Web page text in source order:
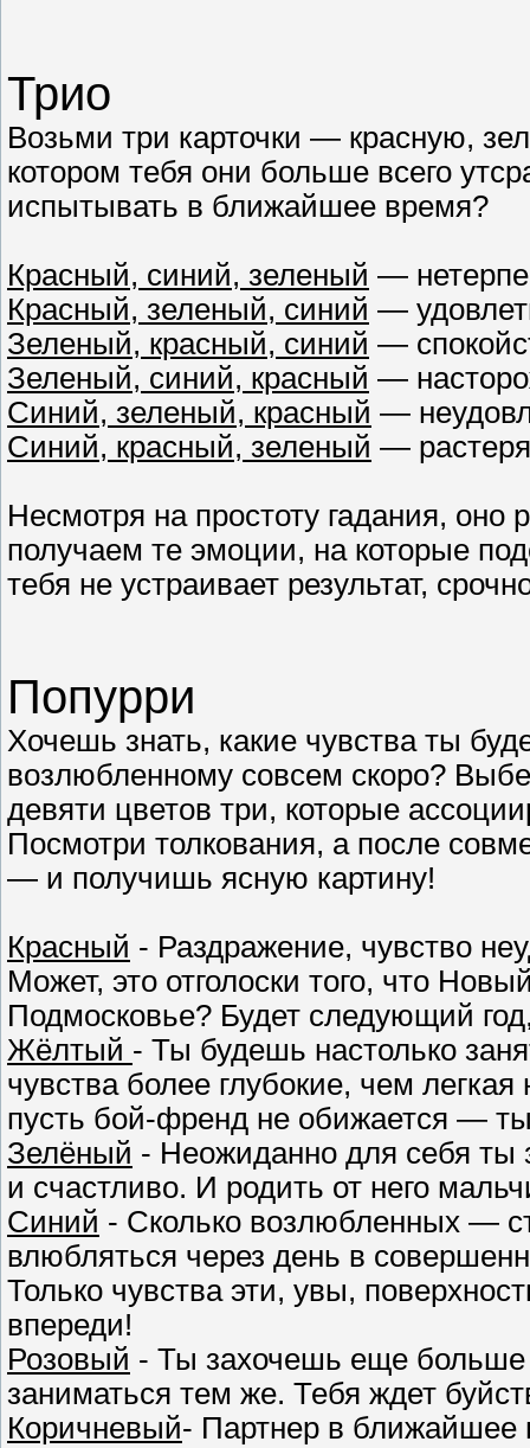
Трио
Возьми три карточки — красную,
котором тебя они больше всего
испытывать в ближайшее время?
Красный, синий, зеленый —
Красный, зеленый, синий —
Зеленый, красный, синий —
Зеленый, синий, красный —
Синий, зеленый, красный —
Синий, красный, зеленый —
Несмотря на простоту гадания,
получаем те эмоции, на которые
тебя не устраивает результат,
Попурри
Хочешь знать, какие чувства ты
возлюбленному совсем скоро?
девяти цветов три, которые
Посмотри толкования, а после
— и получишь ясную картину!
Красный - Раздражение, чувство
Может, это отголоски того, что
Подмосковье? Будет следующий
Жёлтый - Ты будешь настолько
чувства более глубокие, чем
пусть бой-френд не обижается —
Зелёный - Неожиданно для себя ты
и счастливо. И родить от него
Синий - Сколько возлюбленных —
влюбляться через день в
Только чувства эти, увы,
впереди!
Розовый - Ты захочешь еще больше
заниматься тем же. Тебя ждет
Коричневый- Партнер в ближайшее